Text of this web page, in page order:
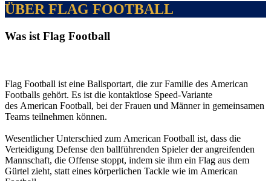
ÜBER FLAG FOOTBALL
Was ist Flag Football
Flag Football ist eine Ballsportart, die zur Familie des American
Footballs gehört. Es ist die kontaktlose Speed-Variante
des American Football, bei der Frauen und Männer in gemeinsamen
Teams teilnehmen können.
Wesentlicher Unterschied zum American Football ist, dass die
Verteidigung Defense den ballführenden Spieler der angreifenden
Mannschaft, die Offense stoppt, indem sie ihm ein Flag aus dem
Gürtel zieht, statt eines körperlichen Tackle wie im American